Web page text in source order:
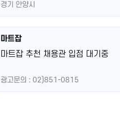
경기 안양시
마트잡
마트잡 추천 채용관 입점 대기중
광고문의 : 02)851-0815